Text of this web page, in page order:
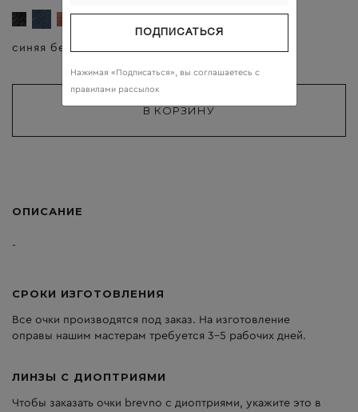
синяя береза
ОПИСАНИЕ
-
СРОКИ ИЗГОТОВЛЕНИЯ
Все очки производятся под заказ. На изготовление
оправы нашим мастерам требуется 3-5 рабочих дней.
ЛИНЗЫ С ДИОПТРИЯМИ
Чтобы заказать очки brevno с диоптриями, укажите это в
ПОДПИСАТЬСЯ
Нажимая «Подписаться», вы соглашаетесь c
правилами рассылок